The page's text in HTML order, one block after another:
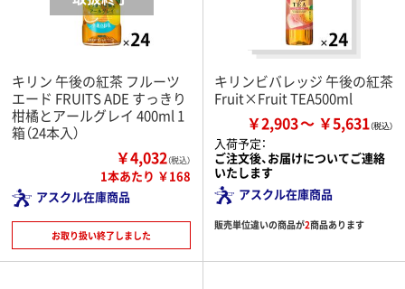
キリン 午後の紅茶 フルーツ
エード FRUITS ADE すっきり
柑橘とアールグレイ 400ml 1
箱（24本入）
￥4,032（税込）
1本あたり ￥168
アスクル在庫商品
お取り扱い終了しました
キリンビバレッジ 午後の紅茶
Fruit×Fruit TEA500ml
￥2,903 ￥5,631
入荷予定：
ご注文後、お届けについてご連絡
いたします
アスクル在庫商品
販売単位違いの商品が2商品あります